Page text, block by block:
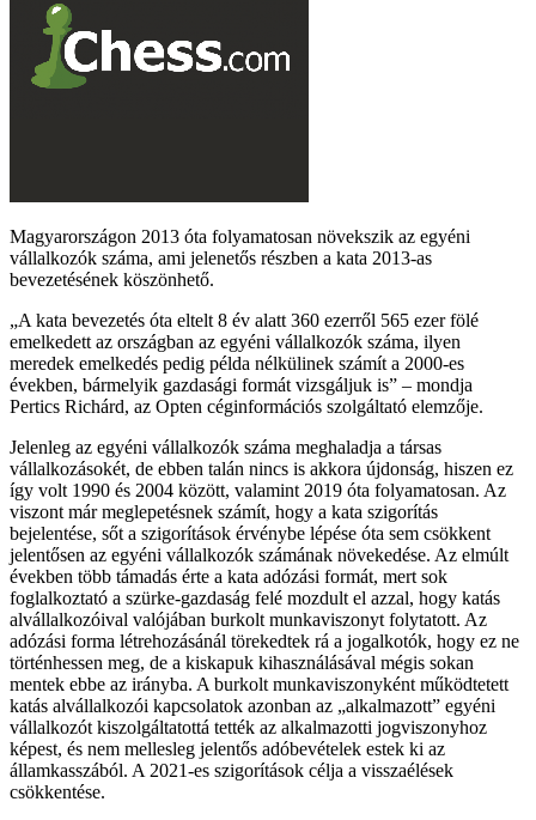
Magyarországon 2013 óta folyamatosan növekszik az egyéni
vállalkozók száma, ami jelenetős részben a kata 2013-as
bevezetésének köszönhető.
A kata bevezetés óta eltelt 8 év alatt 360 ezerről 565 ezer fölé
emelkedett az országban az egyéni vállalkozók száma, ilyen
meredek emelkedés pedig példa nélkülinek számít a 2000-es
években, bármelyik gazdasági formát vizsgáljuk is
– mondja
Pertics Richárd, az Opten céginformációs szolgáltató elemzője.
Jelenleg az egyéni vállalkozók száma meghaladja a társas
vállalkozásokét, de ebben talán nincs is akkora újdonság, hiszen ez
így volt 1990 és 2004 között, valamint 2019 óta folyamatosan. Az
viszont már meglepetésnek számít, hogy a kata szigorítás
bejelentése, sőt a szigorítások érvénybe lépése óta sem csökkent
jelentősen az egyéni vállalkozók számának növekedése. Az elmúlt
években több támadás érte a kata adózási formát, mert sok
foglalkoztató a szürke-gazdaság felé mozdult el azzal, hogy katás
alvállalkozóival valójában burkolt munkaviszonyt folytatott. Az
adózási forma létrehozásánál törekedtek rá a jogalkotók, hogy ez ne
történhessen meg, de a kiskapuk kihasználásával mégis sokan
mentek ebbe az irányba. A burkolt munkaviszonyként működtetett
katás alvállalkozói kapcsolatok azonban az „alkalmazott” egyéni
vállalkozót kiszolgáltatottá tették az alkalmazotti jogviszonyhoz
képest, és nem mellesleg jelentős adóbevételek estek ki az
államkasszából. A 2021-es szigorítások célja a visszaélések
csökkentése.